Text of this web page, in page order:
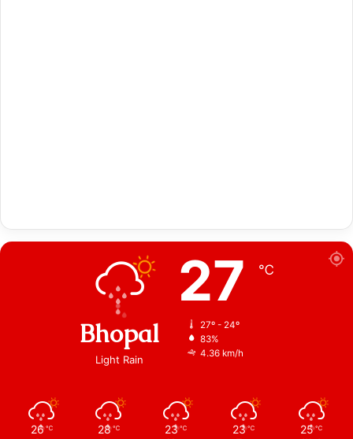
Bhopal
Light Rain
27 ℃
27º - 24º
83%
4.36 km/h
26 ℃ 28 ℃ 23 ℃ 23 ℃ 25 ℃